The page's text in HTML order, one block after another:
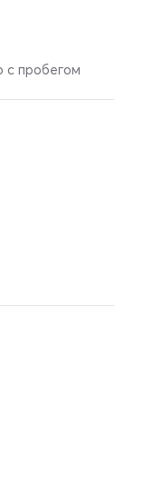
с пробегом